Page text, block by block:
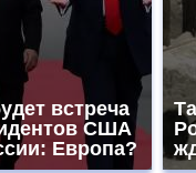
встреча
США
Европа?